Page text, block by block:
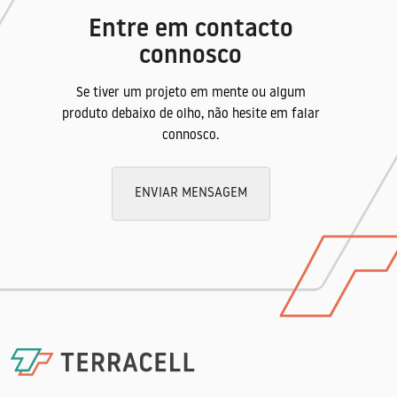
nos diâmetros nomimais dos arames é de
2 x 50 m
A Rede é ancorada na crista e no espelho do
talude solta ou com tubo cozido de aço
Aplicação
Proteção de taludes rochosos podendo ser
gunitagem.
Entre em contacto
connosco
Se tiver um projeto em mente ou algum
produto debaixo de olho, não hesite em falar
connosco.
ENVIAR MENSAGEM